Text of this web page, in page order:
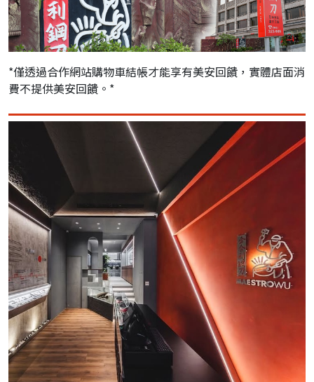
*僅透過合作網站購物車結帳才能享有美安回饋，實體店面消
費不提供美安回饋。*